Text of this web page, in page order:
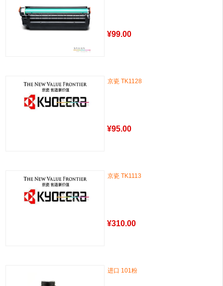
¥99.00
京瓷 TK1128
¥95.00
京瓷 TK1113
¥310.00
进口 101粉